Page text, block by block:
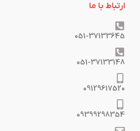
ارتباط با ما
051-37133645
051-37133148
09129617520
09399298354